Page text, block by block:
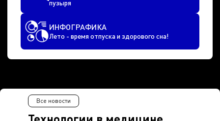
пузыря
ИНФОГРАФИКА
Лето - время отпуска и здорового сна!
Все новости